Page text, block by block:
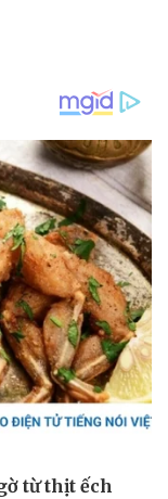
nghệ
số